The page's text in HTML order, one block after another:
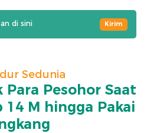
di sini Kirim
Sedunia
Para Pesohor Saat
14 M hingga Pakai